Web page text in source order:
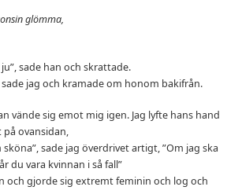
glömma,
sade han och skrattade.
sade jag och kramade om honom bakifrån.
vände sig emot mig igen. Jag lyfte hans hand
ovansidan,
sköna”, sade jag överdrivet artigt, ”Om jag ska
du vara kvinnan i så fall”
och gjorde sig extremt feminin och log och